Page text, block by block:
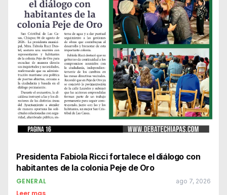
Presidenta Fabiola Ricci fortalece el diálogo con
habitantes de la colonia Peje de Oro
GENERAL ago 7, 2026